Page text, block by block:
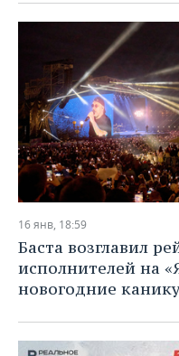
16 янв, 18:59
Баста возглавил
исполнителей на
новогодние